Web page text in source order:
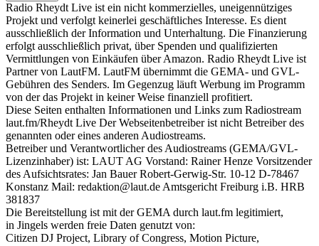
Radio Rheydt Live ist ein nicht kommerzielles, uneigennütziges
Projekt und verfolgt keinerlei geschäftliches Interesse. Es dient
ausschließlich der Information und Unterhaltung. Die Finanzierung
erfolgt ausschließlich privat, über Spenden und qualifizierten
Vermittlungen von Einkäufen über Amazon. Radio Rheydt Live ist
Partner von LautFM. LautFM übernimmt die GEMA- und GVL-
Gebühren des Senders. Im Gegenzug läuft Werbung im Programm
von der das Projekt in keiner Weise finanziell profitiert.
Diese Seiten enthalten Informationen und Links zum Radiostream
laut.fm/Rheydt Live Der Webseitenbetreiber ist nicht Betreiber des
genannten oder eines anderen Audiostreams.
Betreiber und Verantwortlicher des Audiostreams (GEMA/GVL-
Lizenzinhaber) ist: LAUT AG Vorstand: Rainer Henze Vorsitzender
des Aufsichtsrates: Jan Bauer Robert-Gerwig-Str. 10-12 D-78467
Konstanz Mail: redaktion@laut.de Amtsgericht Freiburg i.B. HRB
381837
Die Bereitstellung ist mit der GEMA durch laut.fm legitimiert,
in Jingels werden freie Daten genutzt von:
Citizen DJ Project, Library of Congress, Motion Picture,